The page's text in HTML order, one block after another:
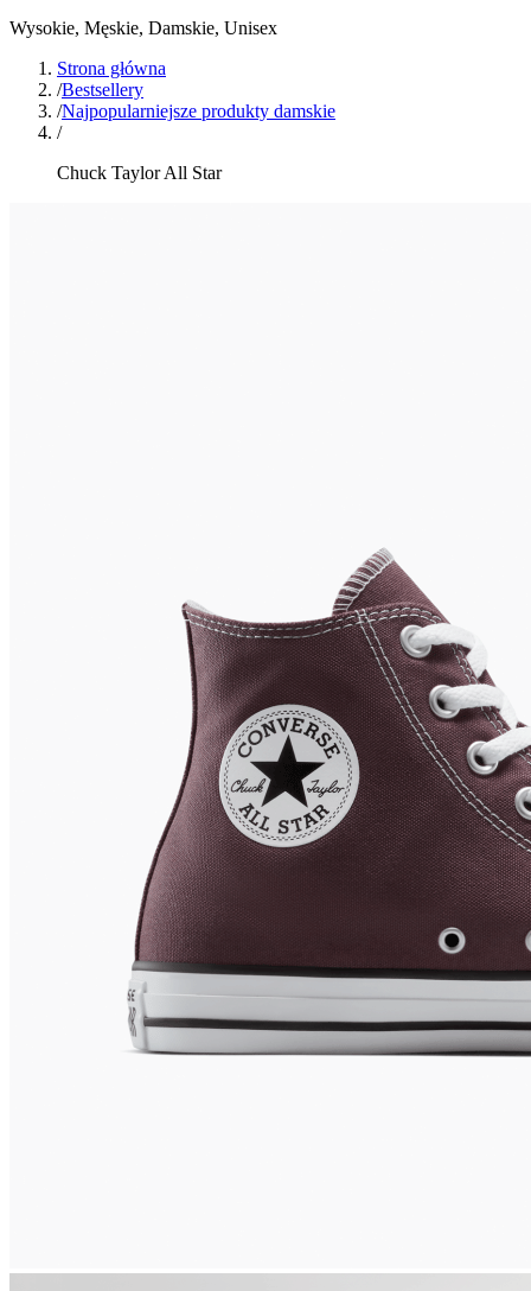
Wysokie, Męskie, Damskie, Unisex
Strona główna
/Bestsellery
/Najpopularniejsze produkty damskie
/
Chuck Taylor All Star